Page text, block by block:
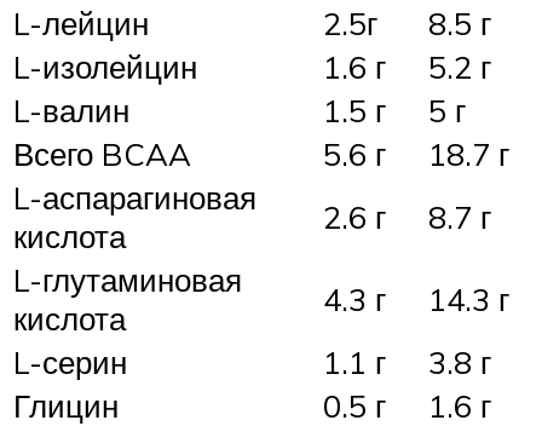
L-лейцин
2.5г
8.5 г
L-изолейцин
1.6 г
5.2 г
L-валин
1.5 г
5 г
Всего BCAA
5.6 г
18.7 г
L-аспарагиновая
кислота
2.6 г
8.7 г
L-глутаминовая
кислота
4.3 г
14.3 г
L-серин
1.1 г
3.8 г
Глицин
0.5 г
1.6 г